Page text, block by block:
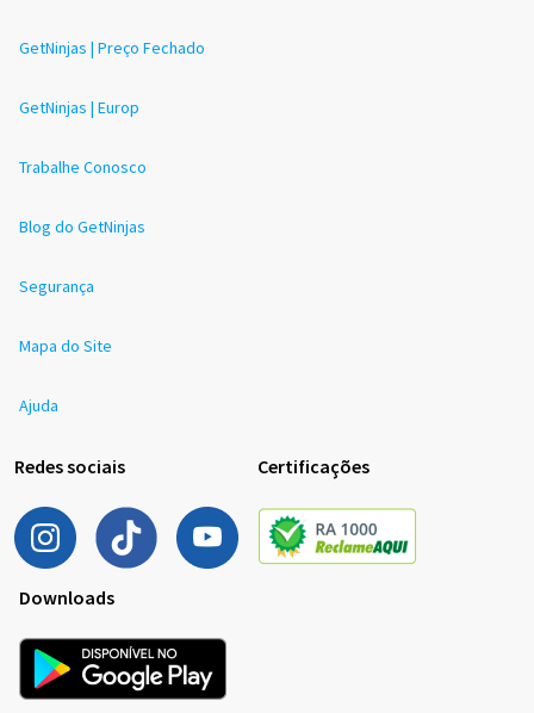
GetNinjas | Preço Fechado
GetNinjas | Europ
Trabalhe Conosco
Blog do GetNinjas
Segurança
Mapa do Site
Ajuda
Redes sociais Certificações
Downloads